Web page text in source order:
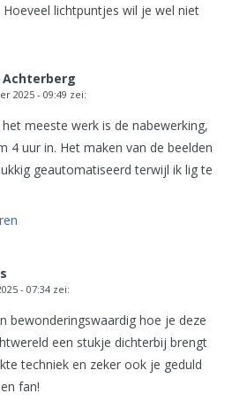
lichtpuntjes wil je wel niet
Achterberg
2025 - 09:49 zei:
meeste werk is de nabewerking,
4 uur in. Het maken van de beelden
geautomatiseerd terwijl ik lig te
- 07:34 zei:
bewonderingswaardig hoe je deze
een stukje dichterbij brengt
techniek en zeker ook je geduld
fan!